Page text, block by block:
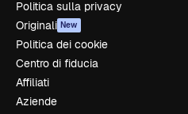
Politica sulla privacy
Originali New
Politica dei cookie
Centro di fiducia
Affiliati
Aziende